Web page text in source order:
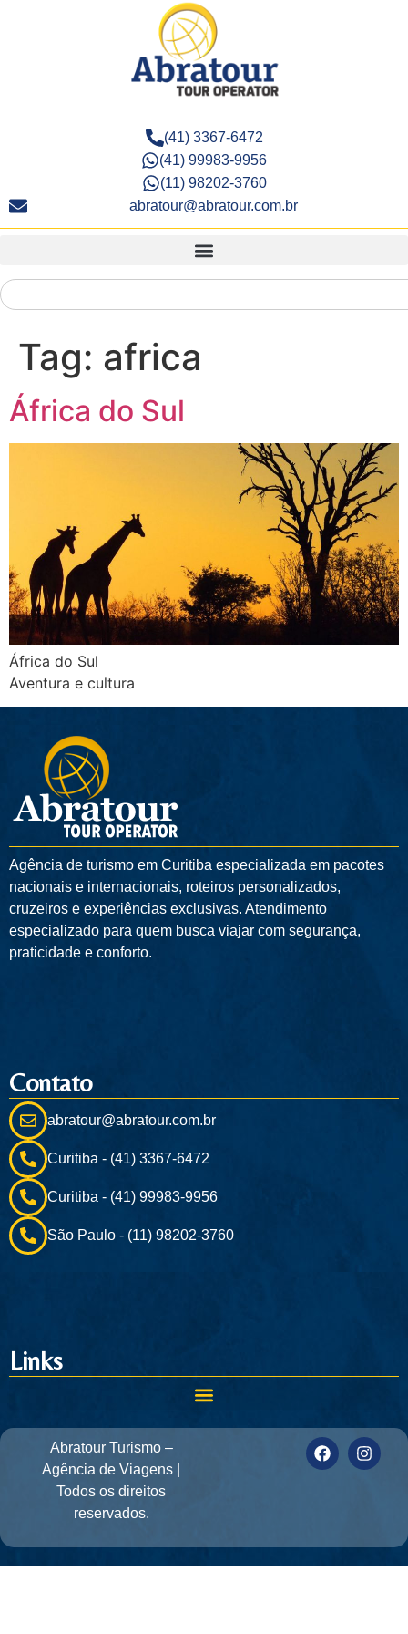
(41) 3367-6472
(41) 99983-9956
(11) 98202-3760
abratour@abratour.com.br
Tag: africa
África do Sul
África do Sul
Aventura e cultura
Agência de turismo em Curitiba especializada em pacotes
nacionais e internacionais, roteiros personalizados,
cruzeiros e experiências exclusivas. Atendimento
especializado para quem busca viajar com segurança,
praticidade e conforto.
Contato
abratour@abratour.com.br
Curitiba - (41) 3367-6472
Curitiba - (41) 99983-9956
São Paulo - (11) 98202-3760
Links
Abratour Turismo –
Agência de Viagens |
Todos os direitos
reservados.